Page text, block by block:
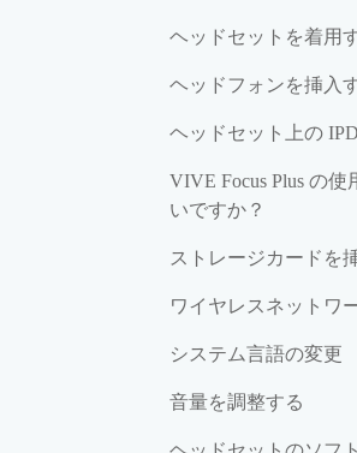
ヘッドセットを着用
ヘッドフォンを挿入
ヘッドセット上の
VIVE Focus Plus の
いですか？
ストレージカードを
ワイヤレスネットワ
システム言語の変更
音量を調整する